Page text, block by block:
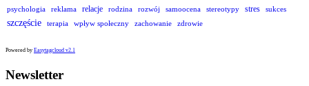
psychologia
reklama relacje rodzina rozwój samoocena stereotypy stres sukces
szczęście terapia wpływ społeczny zachowanie zdrowie
Powered by Easytagcloud v2.1
Newsletter